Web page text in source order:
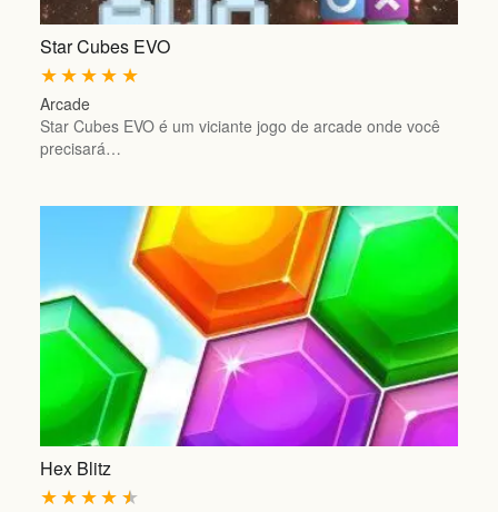
Star Cubes EVO
★
★
★
★
★
Arcade
Star Cubes EVO é um viciante jogo de arcade onde você
precisará…
Hex Blitz
★
★
★
★
★